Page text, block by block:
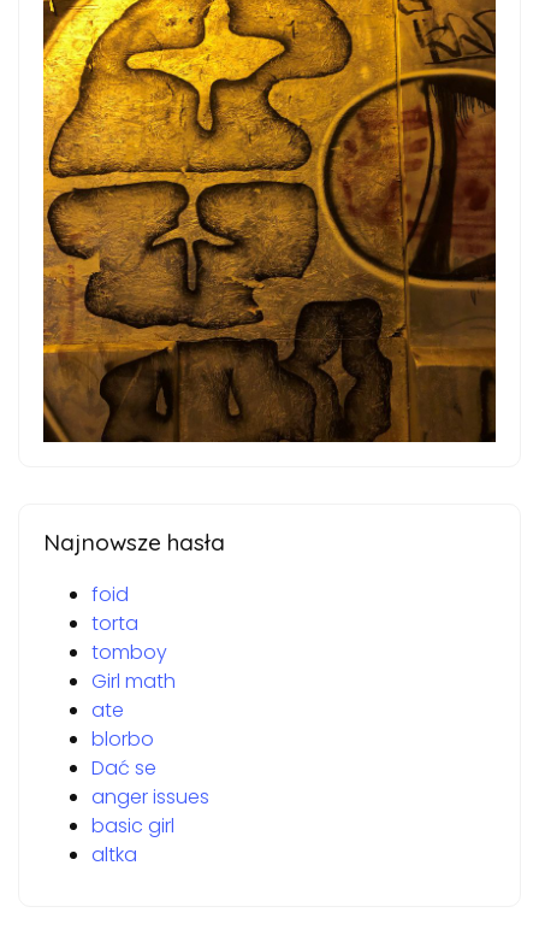
Najnowsze hasła
foid
torta
tomboy
Girl math
ate
blorbo
Dać se
anger issues
basic girl
altka